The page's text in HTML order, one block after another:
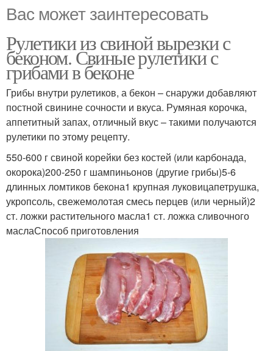
Вас может заинтересовать
Рулетики из свиной вырезки с
беконом. Свиные рулетики с
грибами в беконе
Грибы внутри рулетиков, а бекон – снаружи добавляют
постной свинине сочности и вкуса. Румяная корочка,
аппетитный запах, отличный вкус – такими получаются
рулетики по этому рецепту.
550-600 г свиной корейки без костей (или карбонада,
окорока)200-250 г шампиньонов (другие грибы)5-6
длинных ломтиков бекона1 крупная луковицапетрушка,
укропсоль, свежемолотая смесь перцев (или черный)2
ст. ложки растительного масла1 ст. ложка сливочного
маслаСпособ приготовления